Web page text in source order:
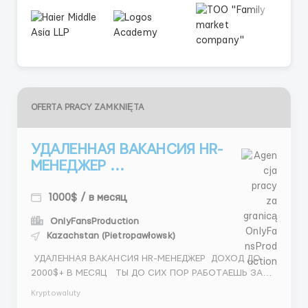
OFERTA PRACY ZAMKNIĘTA
УДАЛЕННАЯ ВАКАНСИЯ HR-
МЕНЕДЖЕР ...
1000$ / в месяц
OnlyFansProduction
Kazachstan (Pietropawłowsk)
УДАЛЕННАЯ ВАКАНСИЯ HR-МЕНЕДЖЕР ДОХОД ДО
2000$+ В МЕСЯЦ ТЫ ДО СИХ ПОР РАБОТАЕШЬ ЗА
Kryptowaluty